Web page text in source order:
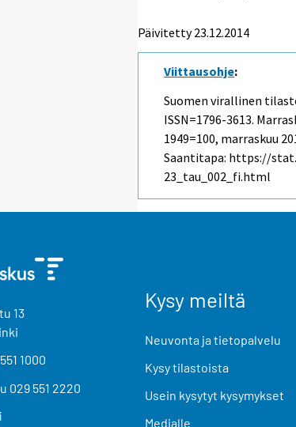
Päivitetty 23.12.2014
Viittausohje:
Suomen virallinen
ISSN=1796-3613.
1949=100, marraskuu
Saantitapa: https://
23_tau_002_fi.html
13
1000
029 551 2220
Kysy meiltä
Neuvonta ja tietopalvelu
Kysy tilastoista
Usein kysytyt kysymykset
Medialle